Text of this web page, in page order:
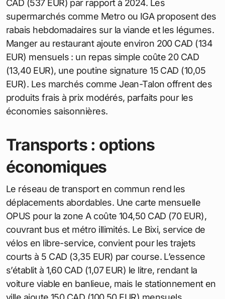
Alimentation : courses et
restaurants
Les dépenses alimentaires s’élèvent à environ 400
CAD (268 EUR) par mois pour une personne seule.
Un panier de base inclut du lait à 2,50 CAD (1,68
EUR) le litre, du pain à 4 CAD (2,68 EUR) la miche et
produits locaux, comme les fruits québécois,
restent accessibles, mais les importations, comme
le fromage européen, coûtent 20 % de plus qu’en
Pour une famille de quatre, le budget annuel atteint
16 834 CAD (11 279 EUR), soit une hausse de 801
CAD (537 EUR) par rapport à 2024. Les
supermarchés comme Metro ou IGA proposent des
rabais hebdomadaires sur la viande et les légumes.
Manger au restaurant ajoute environ 200 CAD (134
EUR) mensuels : un repas simple coûte 20 CAD